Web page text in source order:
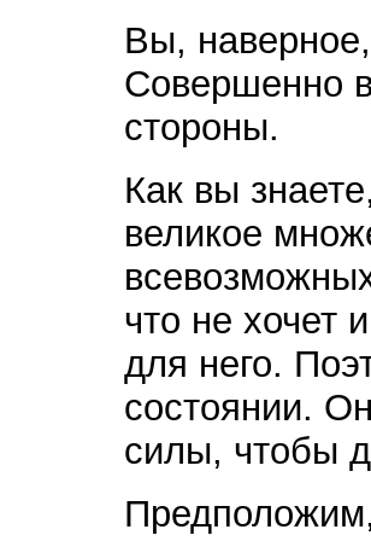
Вы,
Совершенно
стороны.
Как вы
великое
что не хочет
для него.
состоянии.
силы, чтобы